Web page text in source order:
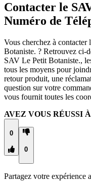
Contacter le
Numéro de
Vous cherchez à
Botaniste. ? Retrouvez ci-
SAV Le Petit Botaniste.,
tous les moyens pour
retour produit, une
question sur votre
vous fournit toutes les
AVEZ VOUS RÉUSSI
0
0
Partagez votre expérience